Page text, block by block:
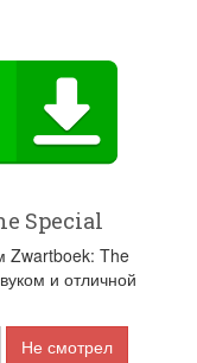
Special
Zwartboek: The
и отличной
Не смотрел